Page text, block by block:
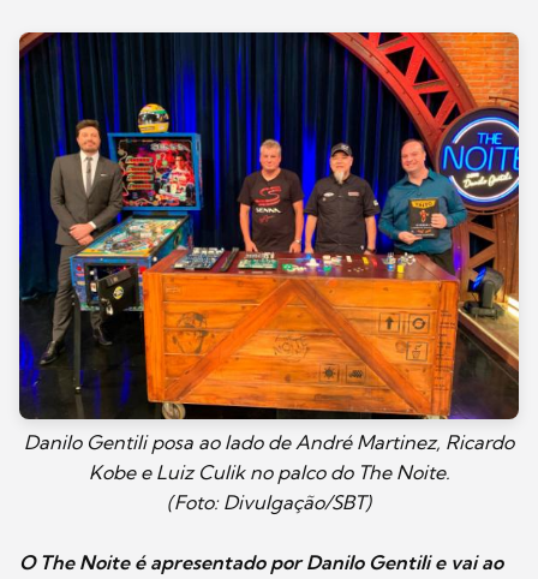
Danilo Gentili posa ao lado de André Martinez, Ricardo
Kobe e Luiz Culik no palco do The Noite.
(Foto: Divulgação/SBT)
O The Noite é apresentado por Danilo Gentili e vai ao